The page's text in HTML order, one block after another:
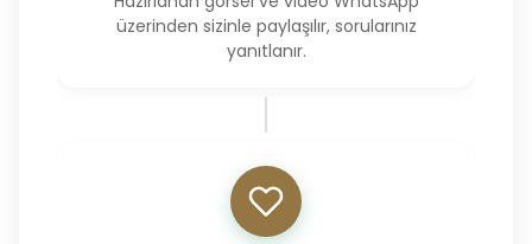
üzerinden sizinle paylaşılır, sorularınız
yanıtlanır.